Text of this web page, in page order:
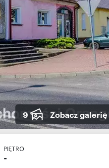
9 Zobacz galerię
PIĘTRO
-